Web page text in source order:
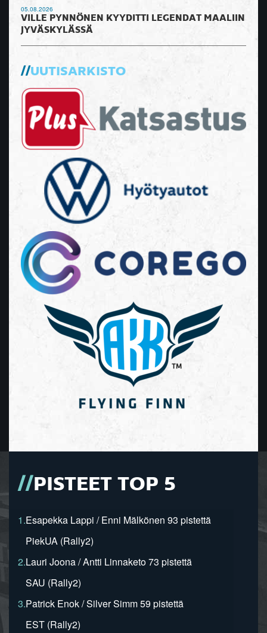
05.08.2026
VILLE PYNNÖNEN KYYDITTI LEGENDAT MAALIIN
JYVÄSKYLÄSSÄ
UUTISARKISTO
PISTEET TOP 5
1.Esapekka Lappi / Enni Mälkönen 93 pistettä
PiekUA (Rally2)
2.Lauri Joona / Antti Linnaketo 73 pistettä
SAU (Rally2)
3.Patrick Enok / Silver Simm 59 pistettä
EST (Rally2)